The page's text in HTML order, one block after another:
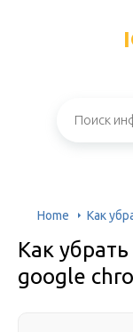
Home Как
Как
google